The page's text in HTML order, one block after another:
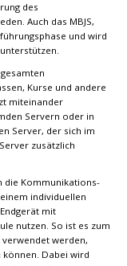
des
Auch das MBJS,
und wird
Kurse und andere
miteinander
Servern oder in
Server, der sich im
zusätzlich
die Kommunikations-
individuellen
mit
nutzen. So ist es zum
werden,
Dabei wird